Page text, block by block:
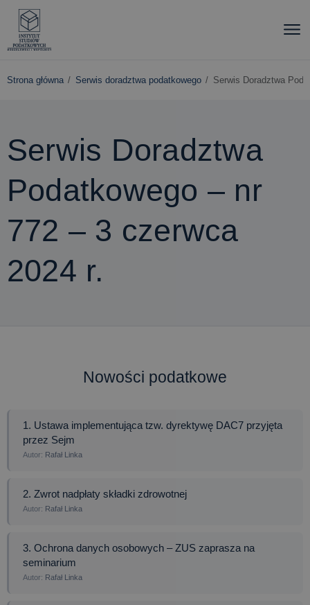
Strona główna Serwis doradztwa podatkowego Serwis Doradztwa
Serwis Doradztwa
Podatkowego – nr
772 – 3 czerwca
2024 r.
Nowości podatkowe
1. Ustawa implementująca tzw. dyrektywę DAC7 przyjęta
przez Sejm
Rafał Linka
2. Zwrot nadpłaty składki zdrowotnej
Rafał Linka
3. Ochrona danych osobowych – ZUS zaprasza na
seminarium
Rafał Linka